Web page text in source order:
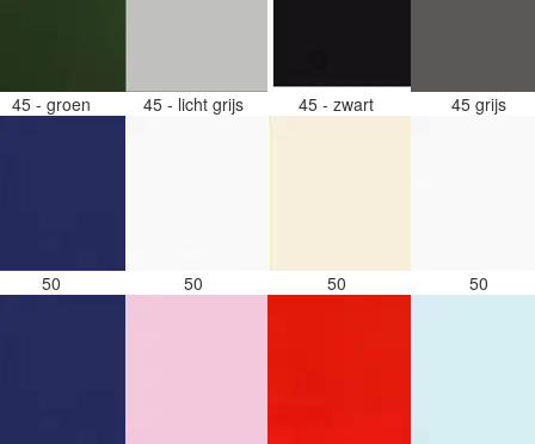
45 - groen 45 - licht grijs 45 - zwart 45 grijs
50 50 50 50